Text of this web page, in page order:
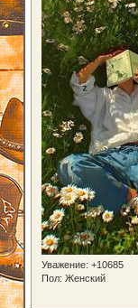
Уважение: +10685
Пол: Женский